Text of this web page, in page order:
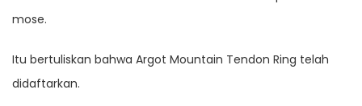
mose.
Itu bertuliskan bahwa Argot Mountain Tendon Ring telah
didaftarkan.